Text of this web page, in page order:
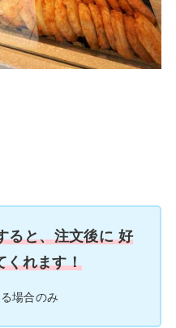
ると、注文後に 好
くれます！
場合のみ